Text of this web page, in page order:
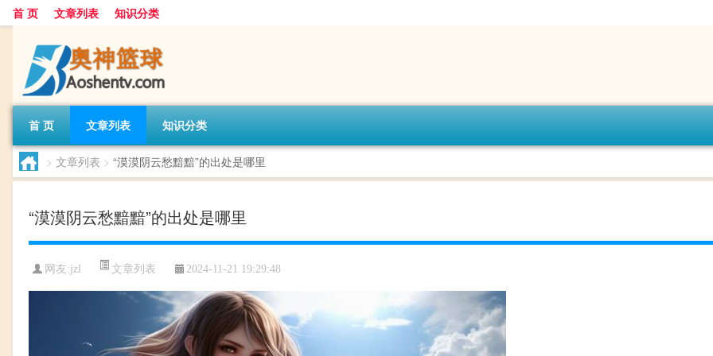
首 页 文章列表 知识分类
首 页 文章列表 知识分类
> 文章列表 > “漠漠阴云愁黯黯”的出处是哪里
“漠漠阴云愁黯黯”的出处是哪里
网友:jzl 文章列表 2024-11-21 19:29:48